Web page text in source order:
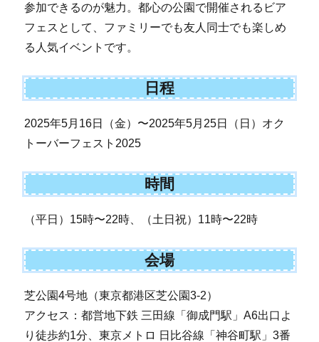
参加できるのが魅力。都心の公園で開催されるビア
フェスとして、ファミリーでも友人同士でも楽しめ
る人気イベントです。
日程
2025年5月16日（金）〜2025年5月25日（日）オク
トーバーフェスト2025
時間
（平日）15時〜22時、（土日祝）11時〜22時
会場
芝公園4号地（東京都港区芝公園3-2）
アクセス：都営地下鉄 三田線「御成門駅」A6出口よ
り徒歩約1分、東京メトロ 日比谷線「神谷町駅」3番